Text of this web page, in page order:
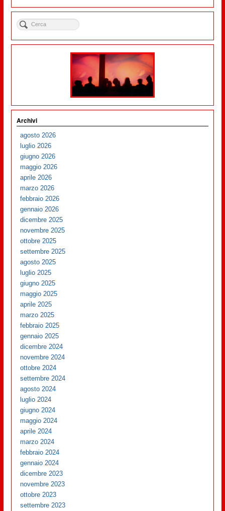
Archivi
agosto 2026
luglio 2026
giugno 2026
maggio 2026
aprile 2026
marzo 2026
febbraio 2026
gennaio 2026
dicembre 2025
novembre 2025
ottobre 2025
settembre 2025
agosto 2025
luglio 2025
giugno 2025
maggio 2025
aprile 2025
marzo 2025
febbraio 2025
gennaio 2025
dicembre 2024
novembre 2024
ottobre 2024
settembre 2024
agosto 2024
luglio 2024
giugno 2024
maggio 2024
aprile 2024
marzo 2024
febbraio 2024
gennaio 2024
dicembre 2023
novembre 2023
ottobre 2023
settembre 2023